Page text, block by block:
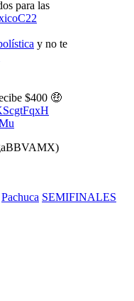
para las
y no te
$400 🤑
Pachuca SEMIFINALES